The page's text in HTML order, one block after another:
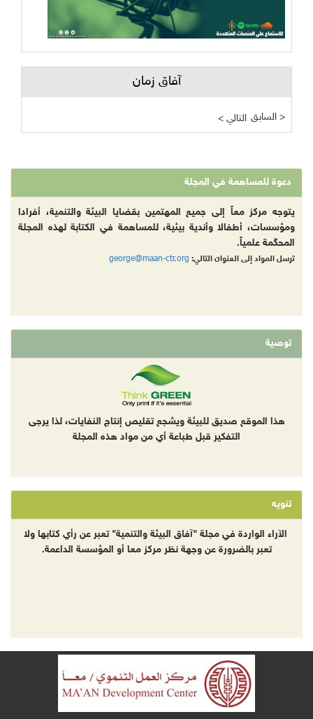
آفاق زمان
< التالي السابق >
دعوة للمساهمة في المجلة
يتوجه مركز معاً إلى جميع المهتمين بقضايا البيئة والتنمية، أفرادا
ومؤسسات، أطفالا وأندية بيئية، للمساهمة في الكتابة لهذه المجلة
المحكّمة علمياً.
ترسل المواد إلى العنوان التالي: george@maan-ctr.org
توصية
هذا الموقع صديق للبيئة ويشجع تقليص إنتاج النفايات، لذا يرجى
التفكير قبل طباعة أي من مواد هذه المجلة
تنويه
الآراء الواردة في مجلة "آفاق البيئة والتنمية" تعبر عن رأي كتابها ولا
تعبر بالضرورة عن وجهة نظر مركز معا أو المؤسسة الداعمة.